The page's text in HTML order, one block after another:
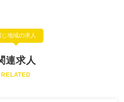
じ地域の求人
連求人
RELATED